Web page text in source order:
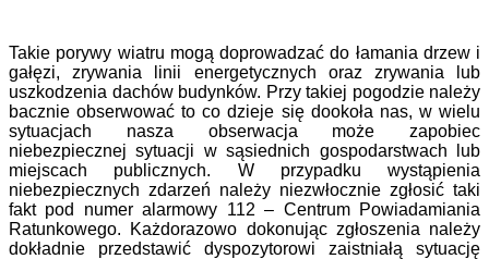
Takie porywy wiatru mogą doprowadzać do łamania drzew i
gałęzi, zrywania linii energetycznych oraz zrywania lub
uszkodzenia dachów budynków. Przy takiej pogodzie należy
bacznie obserwować to co dzieje się dookoła nas, w wielu
sytuacjach nasza obserwacja może zapobiec
niebezpiecznej sytuacji w sąsiednich gospodarstwach lub
miejscach publicznych. W przypadku wystąpienia
niebezpiecznych zdarzeń należy niezwłocznie zgłosić taki
fakt pod numer alarmowy 112 – Centrum Powiadamiania
Ratunkowego. Każdorazowo dokonując zgłoszenia należy
dokładnie przedstawić dyspozytorowi zaistniałą sytuację